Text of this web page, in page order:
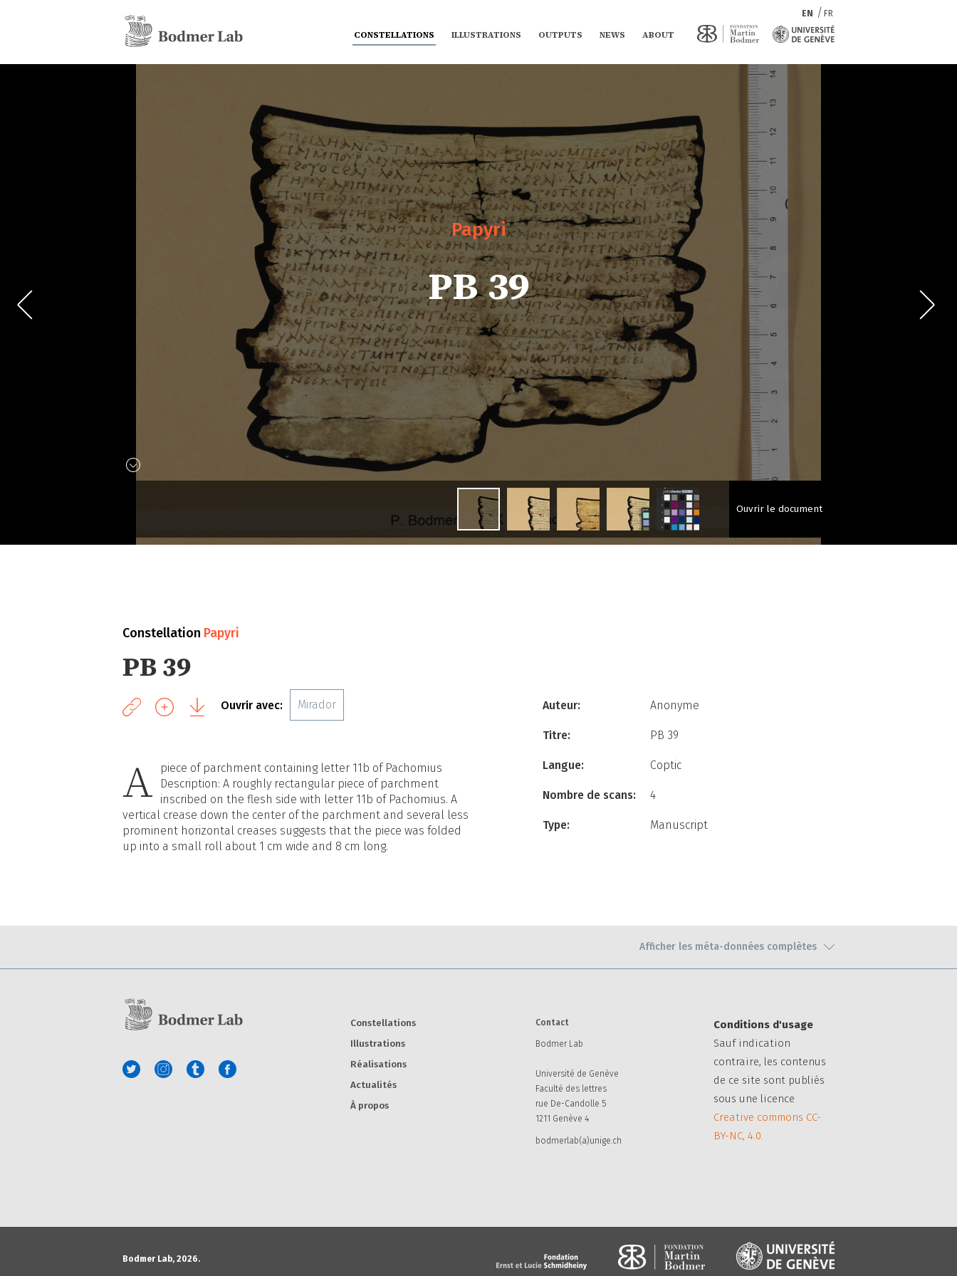
CONSTELLATIONS ILLUSTRATIONS OUTPUTS NEWS ABOUT
EN FR
Papyri
PB 39
Ouvrir le document
Constellation Papyri
PB 39
Ouvrir avec: Mirador
A
piece of parchment containing letter 11b of Pachomius
Description: A roughly rectangular piece of parchment
inscribed on the flesh side with letter 11b of Pachomius. A
vertical crease down the center of the parchment and several less
prominent horizontal creases suggests that the piece was folded
up into a small roll about 1 cm wide and 8 cm long.
Auteur: Anonyme
Titre: PB 39
Langue: Coptic
Nombre de scans: 4
Type: Manuscript
Afficher les méta-données complètes
Constellations
Illustrations
Réalisations
Actualités
À propos
Contact
Bodmer Lab
Université de Genève
Faculté des lettres
rue De-Candolle 5
1211 Genève 4
bodmerlab(a)unige.ch
Conditions d'usage
Sauf indication
contraire, les contenus
de ce site sont publiés
sous une licence
Creative commons CC-
BY-NC, 4.0.
Bodmer Lab, 2026.